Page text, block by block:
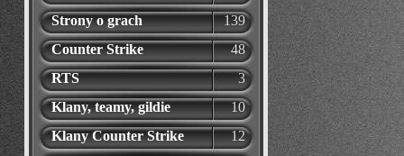
Strony o grach
139
Counter Strike
48
RTS
3
Klany, teamy, gildie
10
Klany Counter Strike
12